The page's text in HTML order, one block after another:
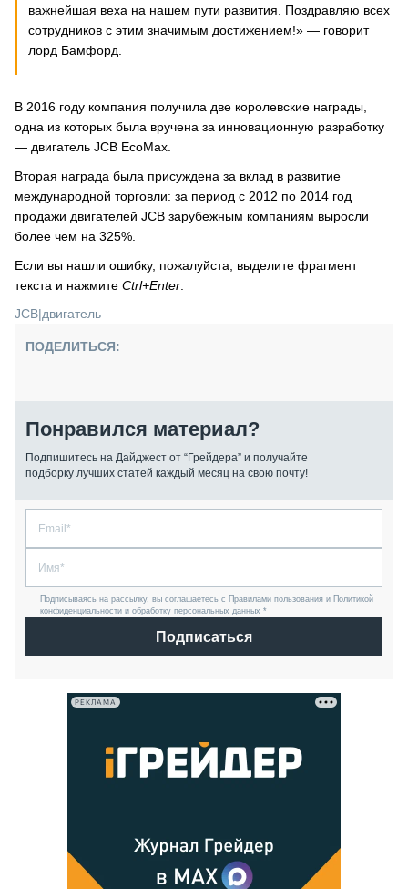
важнейшая веха на нашем пути развития. Поздравляю всех
сотрудников с этим значимым достижением!» — говорит
лорд Бамфорд.
В 2016 году компания получила две королевские награды,
одна из которых была вручена за инновационную разработку
— двигатель JCB EcoMax.
Вторая награда была присуждена за вклад в развитие
международной торговли: за период с 2012 по 2014 год
продажи двигателей JCB зарубежным компаниям выросли
более чем на 325%.
Если вы нашли ошибку, пожалуйста, выделите фрагмент
текста и нажмите Ctrl+Enter
JCB|двигатель
ПОДЕЛИТЬСЯ:
Понравился материал?
Подпишитесь на Дайджест от “Грейдера” и получайте
подборку лучших статей каждый месяц на свою почту!
Подписываясь на рассылку, вы соглашаетесь с Правилами пользования и Политикой
конфиденциальности и обработку персональных данных *
Подписаться
РЕКЛАМА